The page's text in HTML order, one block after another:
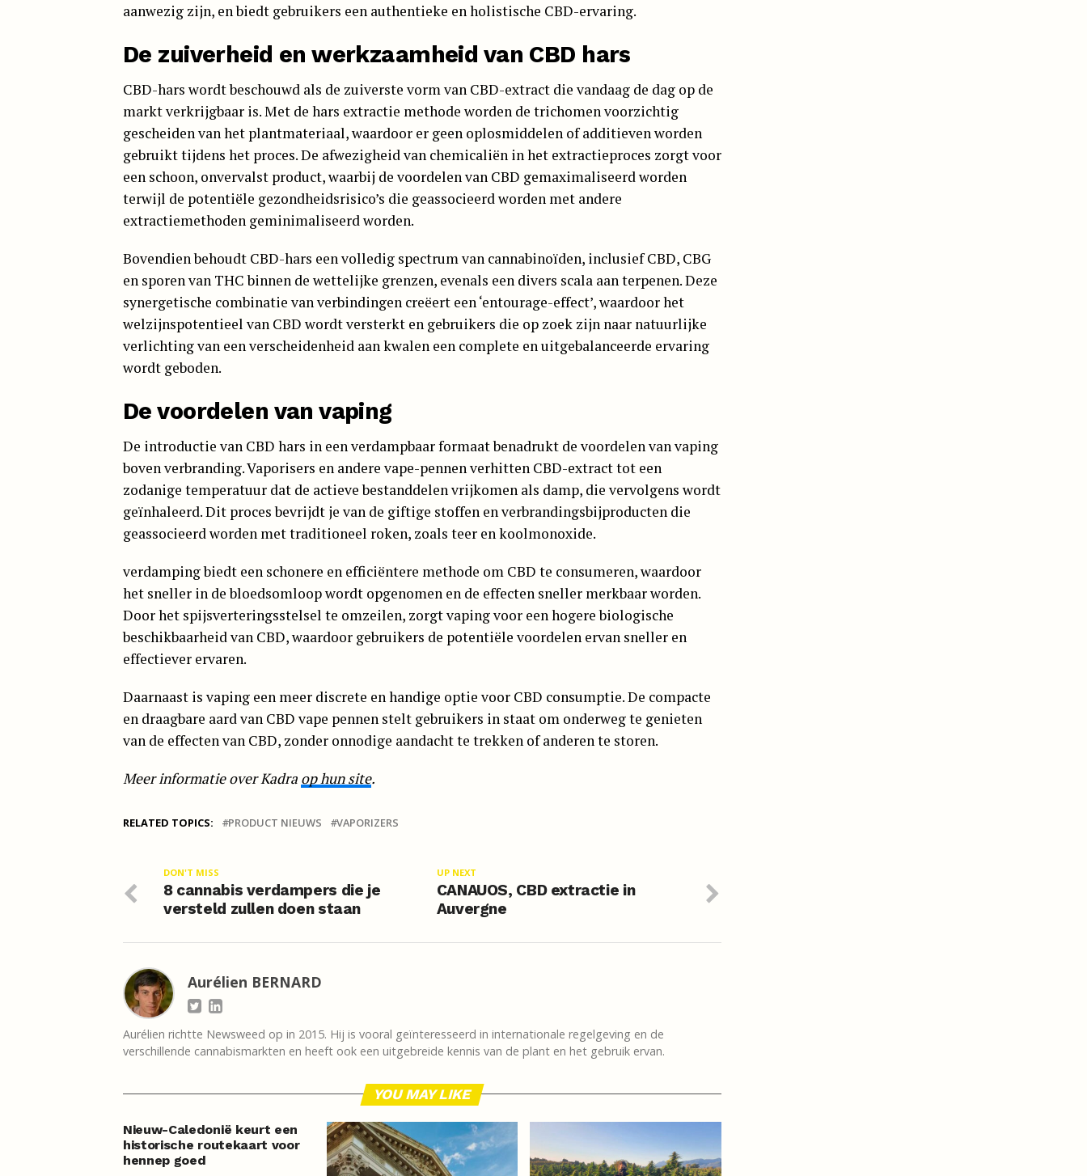
aanwezig zijn, en biedt gebruikers een authentieke en holistische CBD-ervaring.
De zuiverheid en werkzaamheid van CBD hars
CBD-hars wordt beschouwd als de zuiverste vorm van CBD-extract die vandaag de dag op de
markt verkrijgbaar is. Met de hars extractie methode worden de trichomen voorzichtig
gescheiden van het plantmateriaal, waardoor er geen oplosmiddelen of additieven worden
gebruikt tijdens het proces. De afwezigheid van chemicaliën in het extractieproces zorgt voor
een schoon, onvervalst product, waarbij de voordelen van CBD gemaximaliseerd worden
terwijl de potentiële gezondheidsrisico’s die geassocieerd worden met andere
extractiemethoden geminimaliseerd worden.
Bovendien behoudt CBD-hars een volledig spectrum van cannabinoïden, inclusief CBD, CBG
en sporen van THC binnen de wettelijke grenzen, evenals een divers scala aan terpenen. Deze
synergetische combinatie van verbindingen creëert een ‘entourage-effect’, waardoor het
welzijnspotentieel van CBD wordt versterkt en gebruikers die op zoek zijn naar natuurlijke
verlichting van een verscheidenheid aan kwalen een complete en uitgebalanceerde ervaring
wordt geboden.
De voordelen van vaping
De introductie van CBD hars in een verdampbaar formaat benadrukt de voordelen van vaping
boven verbranding. Vaporisers en andere vape-pennen verhitten CBD-extract tot een
zodanige temperatuur dat de actieve bestanddelen vrijkomen als damp, die vervolgens wordt
geïnhaleerd. Dit proces bevrijdt je van de giftige stoffen en verbrandingsbijproducten die
geassocieerd worden met traditioneel roken, zoals teer en koolmonoxide.
verdamping biedt een schonere en efficiëntere methode om CBD te consumeren, waardoor
het sneller in de bloedsomloop wordt opgenomen en de effecten sneller merkbaar worden.
Door het spijsverteringsstelsel te omzeilen, zorgt vaping voor een hogere biologische
beschikbaarheid van CBD, waardoor gebruikers de potentiële voordelen ervan sneller en
effectiever ervaren.
Daarnaast is vaping een meer discrete en handige optie voor CBD consumptie. De compacte
en draagbare aard van CBD vape pennen stelt gebruikers in staat om onderweg te genieten
van de effecten van CBD, zonder onnodige aandacht te trekken of anderen te storen.
Meer informatie over Kadra op hun site.
RELATED TOPICS: PRODUCT NIEUWS VAPORIZERS
UP NEXT
CANAUOS, CBD extractie in
Auvergne
DON'T MISS
8 cannabis verdampers die je
versteld zullen doen staan
Aurélien BERNARD
Aurélien richtte Newsweed op in 2015. Hij is vooral geïnteresseerd in internationale regelgeving en de
verschillende cannabismarkten en heeft ook een uitgebreide kennis van de plant en het gebruik ervan.
YOU MAY LIKE
Nieuw-Caledonië keurt een
historische routekaart voor
hennep goed